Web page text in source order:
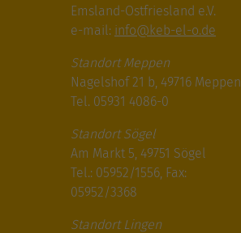
Emsland-Ostfriesland e.V.
e-mail: info@keb-el-o.de
Standort Meppen
Nagelshof 21 b, 49716 Meppen
Tel. 05931 4086-0
Standort Sögel
Am Markt 5, 49751 Sögel
Tel.: 05952/1556, Fax:
05952/3368
Standort Lingen